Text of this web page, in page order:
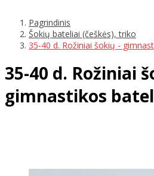
Pagrindinis
Šokių bateliai (češkės), triko
35-40 d. Rožiniai šokių -
35-40 d. Rožiniai
gimnastikos